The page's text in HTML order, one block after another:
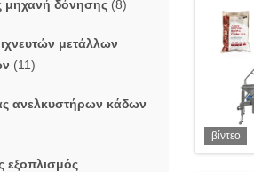
μηχανή δόνησης (8)
μετάλλων
(11)
ανελκυστήρων κάδων
εξοπλισμός
βίντεο